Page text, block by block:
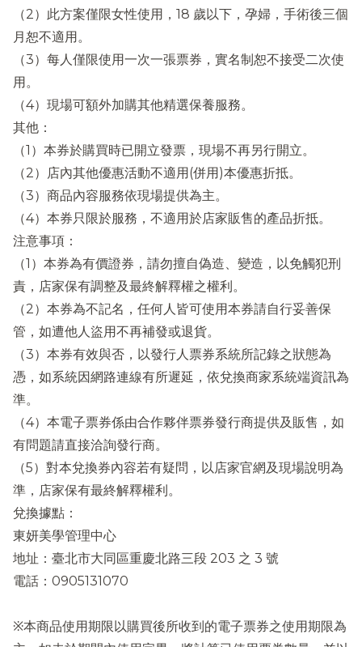
（2）此方案僅限女性使用，18 歲以下，孕婦，手術後三個
月恕不適用。
（3）每人僅限使用一次一張票券，實名制恕不接受二次使
用。
（4）現場可額外加購其他精選保養服務。
其他：
（1）本券於購買時已開立發票，現場不再另行開立。
（2）店內其他優惠活動不適用(併用)本優惠折抵。
（3）商品內容服務依現場提供為主。
（4）本券只限於服務，不適用於店家販售的產品折抵。
注意事項：
（1）本券為有價證券，請勿擅自偽造、變造，以免觸犯刑
責，店家保有調整及最終解釋權之權利。
（2）本券為不記名，任何人皆可使用本券請自行妥善保
管，如遭他人盜用不再補發或退貨。
（3）本券有效與否，以發行人票券系統所記錄之狀態為
憑，如系統因網路連線有所遲延，依兌換商家系統端資訊為
準。
（4）本電子票券係由合作夥伴票券發行商提供及販售，如
有問題請直接洽詢發行商。
（5）對本兌換券內容若有疑問，以店家官網及現場說明為
準，店家保有最終解釋權利。
兌換據點：
東妍美學管理中心
地址：臺北市大同區重慶北路三段 203 之 3 號
電話：0905131070
※本商品使用期限以購買後所收到的電子票券之使用期限為